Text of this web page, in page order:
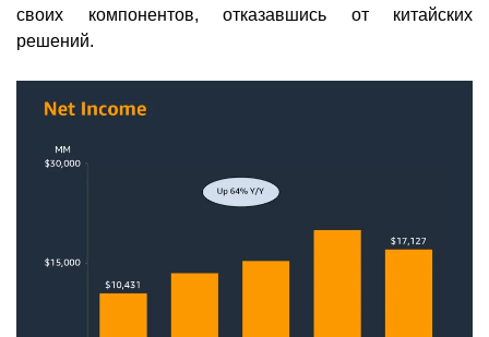
своих компонентов, отказавшись от китайских
решений.